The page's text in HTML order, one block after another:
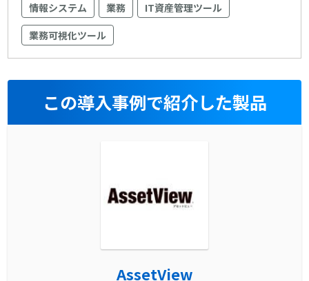
情報システム 業務
IT資産管理ツール
業務可視化ツール
この導入事例で紹介した製品
AssetView